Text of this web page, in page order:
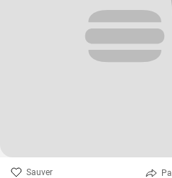
Sauver